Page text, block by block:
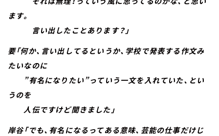
ます。
言い出したことあります？」
要「何か、言い出してるというか、学校で発表する作文み
たいなのに
”有名になりたい”っていう一文を入れていた、とい
うのを
人伝ですけど聞きました」
岸谷「でも、有名になるってある意味、芸能の仕事だけじ